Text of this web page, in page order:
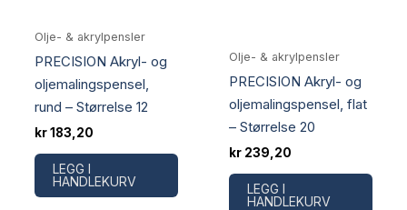
Olje- & akrylpensler
PRECISION Akryl- og
oljemalingspensel,
rund – Størrelse 12
kr183,20
LEGG I
HANDLEKURV
Olje- & akrylpensler
PRECISION Akryl- og
oljemalingspensel, flat
– Størrelse 20
kr 239,20
LEGG I
HANDLEKURV